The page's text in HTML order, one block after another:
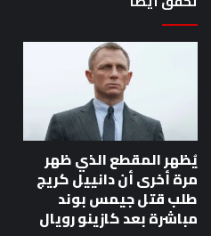
يُظهر المقطع الذي ظهر
مرة أخرى أن دانييل كريج
طلب قتل جيمس بوند
مباشرة بعد كازينو رويال